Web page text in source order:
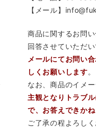
【メール】
商品に関するお問
回答させていただい
メールにてお問い
しくお願いします。
なお、商品のイメ
主観となりトラブ
で、お答えできか
ご了承の程よろし